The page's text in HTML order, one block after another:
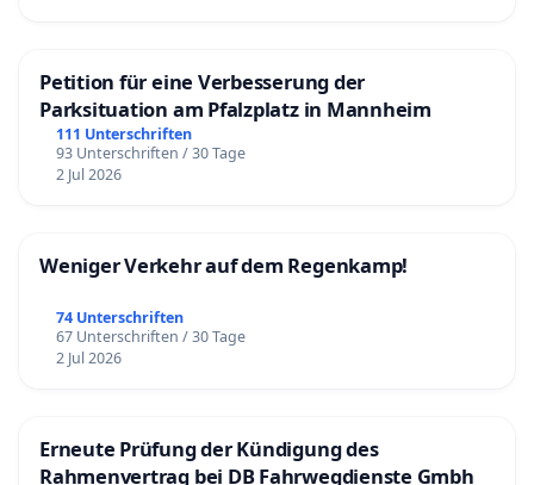
Petition für eine Verbesserung der
Parksituation am Pfalzplatz in Mannheim
111 Unterschriften
93 Unterschriften / 30 Tage
2 Jul 2026
Weniger Verkehr auf dem Regenkamp!
74 Unterschriften
67 Unterschriften / 30 Tage
2 Jul 2026
Erneute Prüfung der Kündigung des
Rahmenvertrag bei DB Fahrwegdienste Gmbh